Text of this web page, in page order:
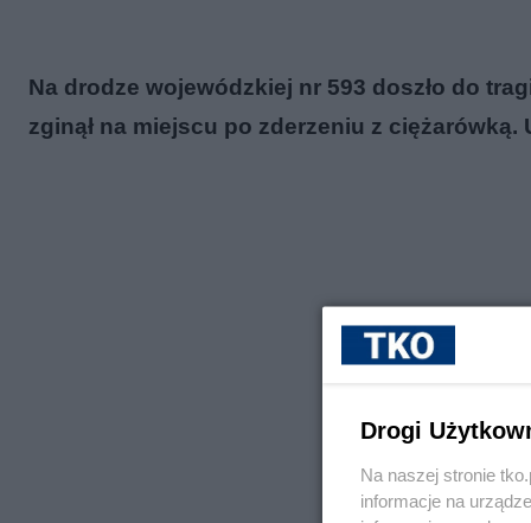
Na drodze wojewódzkiej nr 593 doszło do
zginął na miejscu po zderzeniu z
Drogi
Na naszej stronie
informacje na